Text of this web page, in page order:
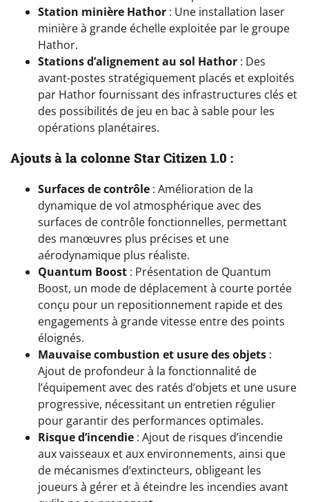
Station minière Hathor : Une installation laser
minière à grande échelle exploitée par le groupe
Hathor.
Stations d’alignement au sol Hathor : Des
avant-postes stratégiquement placés et exploités
par Hathor fournissant des infrastructures clés et
des possibilités de jeu en bac à sable pour les
opérations planétaires.
Ajouts à la colonne Star Citizen 1.0 :
Surfaces de contrôle : Amélioration de la
dynamique de vol atmosphérique avec des
surfaces de contrôle fonctionnelles, permettant
des manœuvres plus précises et une
aérodynamique plus réaliste.
Quantum Boost : Présentation de Quantum
Boost, un mode de déplacement à courte portée
conçu pour un repositionnement rapide et des
engagements à grande vitesse entre des points
éloignés.
Mauvaise combustion et usure des objets :
Ajout de profondeur à la fonctionnalité de
l’équipement avec des ratés d’objets et une usure
progressive, nécessitant un entretien régulier
pour garantir des performances optimales.
Risque d’incendie : Ajout de risques d’incendie
aux vaisseaux et aux environnements, ainsi que
de mécanismes d’extincteurs, obligeant les
joueurs à gérer et à éteindre les incendies avant